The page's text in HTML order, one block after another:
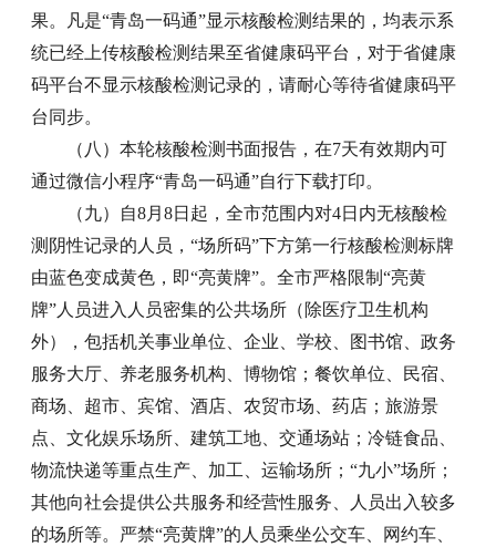
果。凡是“青岛一码通”显示核酸检测结果的，均表示系
统已经上传核酸检测结果至省健康码平台，对于省健康
码平台不显示核酸检测记录的，请耐心等待省健康码平
台同步。
（八）本轮核酸检测书面报告，在7天有效期内可
通过微信小程序“青岛一码通”自行下载打印。
（九）自8月8日起，全市范围内对4日内无核酸检
测阴性记录的人员，“场所码”下方第一行核酸检测标牌
由蓝色变成黄色，即“亮黄牌”。全市严格限制“亮黄
牌”人员进入人员密集的公共场所（除医疗卫生机构
外），包括机关事业单位、企业、学校、图书馆、政务
服务大厅、养老服务机构、博物馆；餐饮单位、民宿、
商场、超市、宾馆、酒店、农贸市场、药店；旅游景
点、文化娱乐场所、建筑工地、交通场站；冷链食品、
物流快递等重点生产、加工、运输场所；“九小”场所；
其他向社会提供公共服务和经营性服务、人员出入较多
的场所等。严禁“亮黄牌”的人员乘坐公交车、网约车、